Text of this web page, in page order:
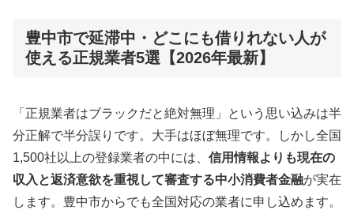
豊中市で延滞中・どこにも借りれない人が
使える正規業者5選【2026年最新】
「正規業者はブラックだと絶対無理」という思い込みは半
分正解で半分誤りです。大手はほぼ無理です。しかし全国
1,500社以上の登録業者の中には、 信用情報よりも現在の
収入と返済意欲を重視して審査する中小消費者金融が実在
します。豊中市からでも全国対応の業者に申し込めます。